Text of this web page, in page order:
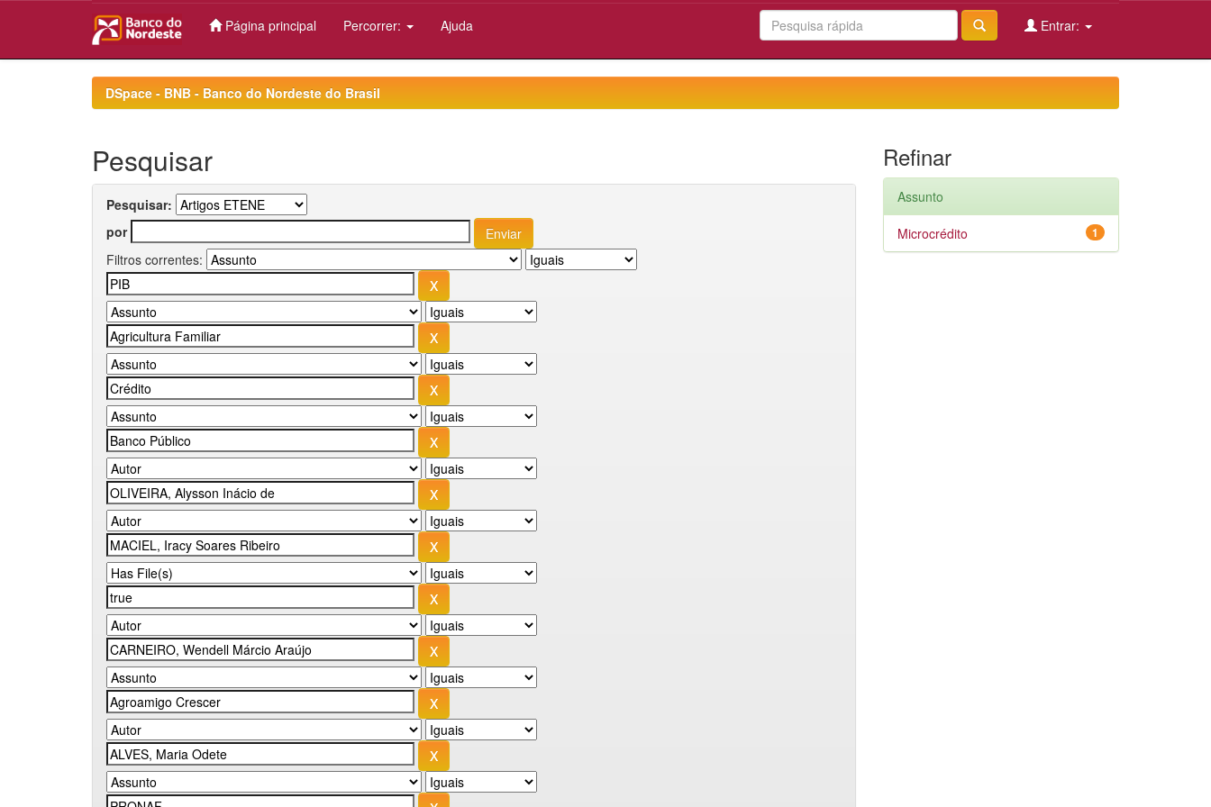
Página principal Percorrer: Ajuda Entrar:
DSpace - BNB - Banco do Nordeste do Brasil
Pesquisar
Pesquisar:
por
Filtros correntes:
Refinar
Assunto
1
Microcrédito